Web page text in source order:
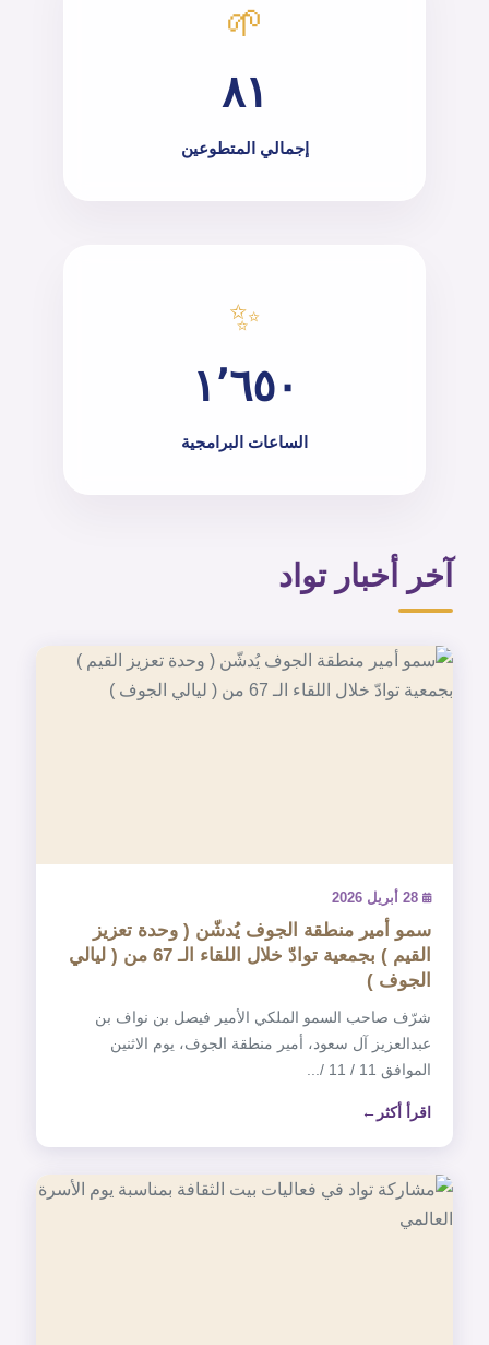
🌱
٨١
إجمالي المتطوعين
✨
١٬٦٥٠
الساعات البرامجية
آخر أخبار تواد
28 أبريل 2026
سمو أمير منطقة الجوف يُدشّن ( وحدة تعزيز
القيم ) بجمعية توادّ خلال اللقاء الـ 67 من ( ليالي
الجوف )
شرّف صاحب السمو الملكي الأمير فيصل بن نواف بن
عبدالعزيز آل سعود، أمير منطقة الجوف، يوم الاثنين
الموافق 11 / 11 /...
اقرأ أكثر